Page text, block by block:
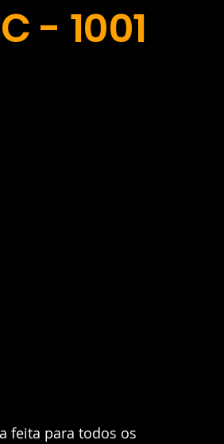
- 1001
feita para todos os